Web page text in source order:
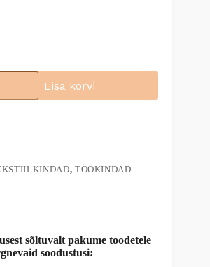
Lisa korvi
, TÖÖKINDAD
sõltuvalt pakume toodetele
soodustusi: